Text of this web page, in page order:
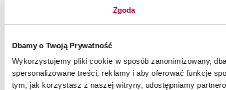
Zgoda
Dbamy o Twoją Prywatność
Wykorzystujemy pliki cookie w sposób zanonimizowany,
spersonalizowane treści, reklamy i aby oferować funkcje
tym, jak korzystasz z naszej witryny, udostępniamy